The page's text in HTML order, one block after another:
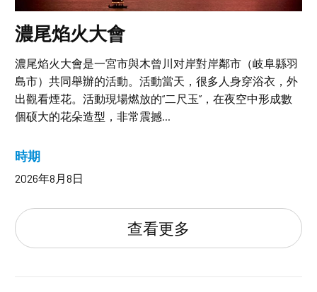
濃尾焰火大會
濃尾焰火大會是一宮市與木曾川对岸對岸鄰市（岐阜縣羽
島市）共同舉辦的活動。活動當天，很多人身穿浴衣，外
出觀看煙花。活動現場燃放的“二尺玉”，在夜空中形成數
個硕大的花朵造型，非常震撼...
時期
2026年8月8日
查看更多